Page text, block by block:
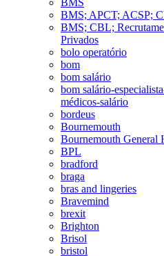
BMS; APCT; ACSP;
BMS; CBL;
Privados
bolo operatório
bom
bom salário
bom salário-
médicos-salário
bordeus
Bournemouth
Bournemouth General
BPL
bradford
braga
bras and lingeries
Bravemind
brexit
Brighton
Brisol
bristol